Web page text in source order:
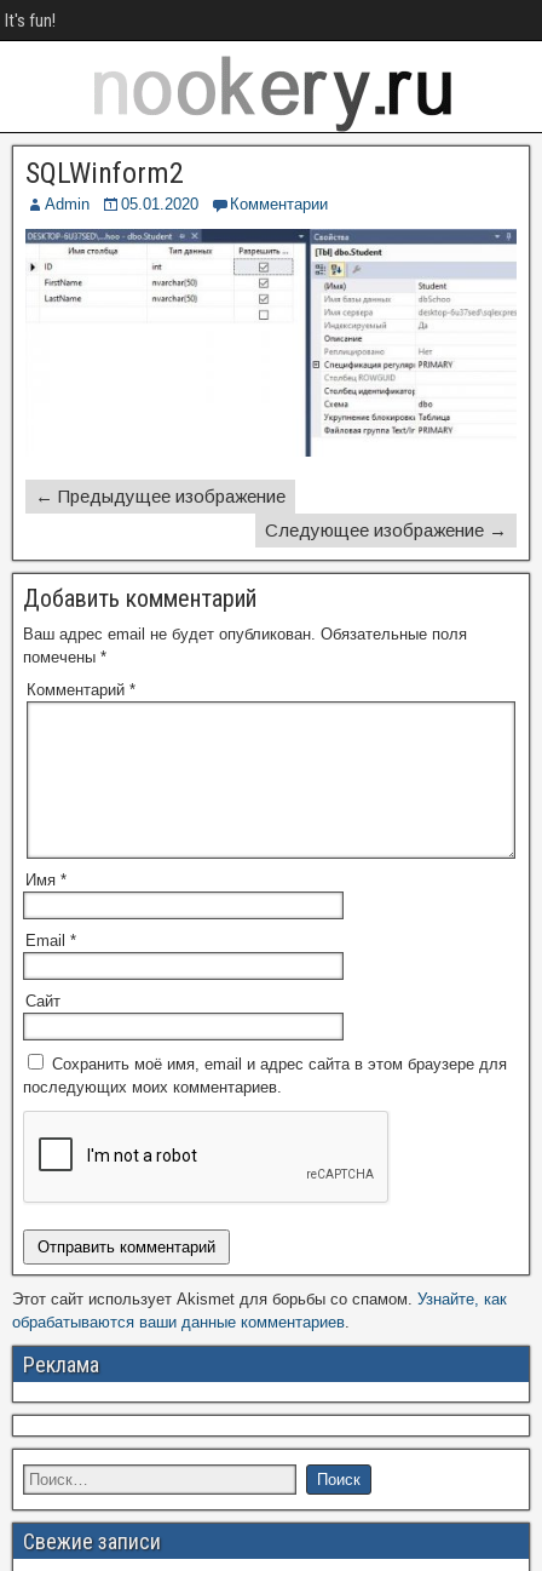
It's fun!
SQLWinform2
Admin 05.01.2020 Комментарии
← Предыдущее изображение
Следующее изображение →
Добавить комментарий
Ваш адрес email не будет опубликован. Обязательные поля
помечены *
Комментарий *
Имя *
Email *
Сайт
Сохранить моё имя, email и адрес сайта в этом браузере для
последующих моих комментариев.
Этот сайт использует Akismet для борьбы со спамом. Узнайте, как
обрабатываются ваши данные комментариев
Реклама
Свежие записи